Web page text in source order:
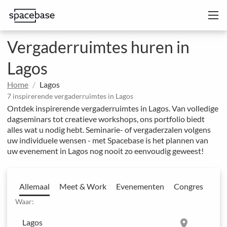
Vergaderruimtes huren in
Lagos
Home Lagos
7 inspirerende vergaderruimtes in Lagos
Ontdek inspirerende vergaderruimtes in Lagos. Van volledige
dagseminars tot creatieve workshops, ons portfolio biedt
alles wat u nodig hebt. Seminarie- of vergaderzalen volgens
uw individuele wensen - met Spacebase is het plannen van
uw evenement in Lagos nog nooit zo eenvoudig geweest!
Allemaal Meet & Work Evenementen Congres
Waar:
location_on